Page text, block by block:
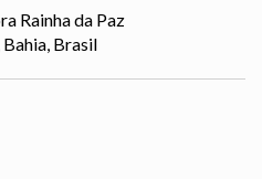
Rainha da Paz
Brasil